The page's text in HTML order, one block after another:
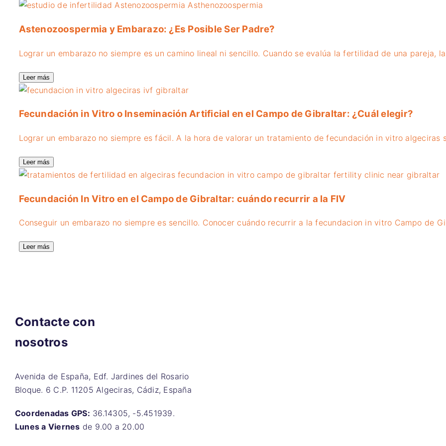
Astenozoospermia y Embarazo: ¿Es Posible Ser Padre?
Lograr un embarazo no siempre es un camino lineal ni sencillo. Cuando se evalúa la fertilidad de una pareja,
Leer más
Fecundación in Vitro o Inseminación Artificial en el Campo de Gibraltar: ¿Cuál elegir?
Lograr un embarazo no siempre es fácil. A la hora de valorar un tratamiento de fecundación in vitro algeciras
Leer más
Fecundación In Vitro en el Campo de Gibraltar: cuándo recurrir a la FIV
Conseguir un embarazo no siempre es sencillo. Conocer cuándo recurrir a la fecundacion in vitro Campo de
Leer más
Contacte con
nosotros
Avenida de España, Edf. Jardines del Rosario
Bloque. 6 C.P. 11205 Algeciras, Cádiz, España
Coordenadas GPS: 36.14305, -5.451939.
Lunes a Viernes de 9.00 a 20.00